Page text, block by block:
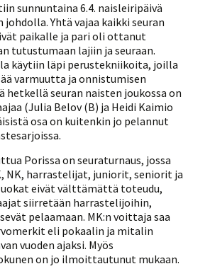
sunnuntaina 6.4. naisleiripäivä
Yhtä vajaa kaikki seuran
paikalle ja pari oli ottanut
tutustumaan lajiin ja seuraan.
käytiin läpi perustekniikoita, joilla
varmuutta ja onnistumisen
hetkellä seuran naisten joukossa on
(Julia Belov (B) ja Heidi Kaimio
osa on kuitenkin jo pelannut
Porissa on seuraturnaus, jossa
NK, harrastelijat, juniorit, seniorit ja
eivät välttämättä toteudu,
siirretään harrastelijoihin,
pelaamaan. MK:n voittaja saa
eli pokaalin ja mitalin
vuoden ajaksi. Myös
on jo ilmoittautunut mukaan.